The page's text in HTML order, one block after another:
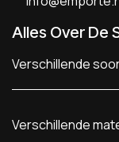
Alles Over De
Verschillende
Verschillende